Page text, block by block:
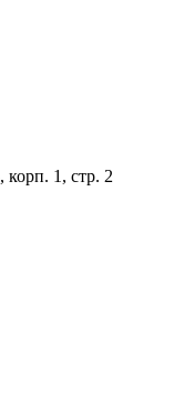
корп. 1, стр. 2